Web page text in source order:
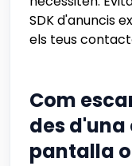
SDK d'anuncis
els teus
Com
des
pantalla